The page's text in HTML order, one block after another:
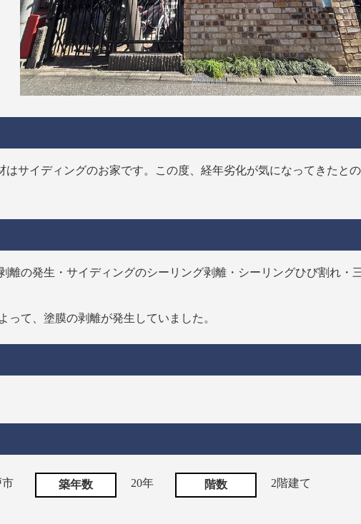
はサイディングのお家です。この度、経年劣化が気になってきたと
離の発生・サイディングのシーリング剥離・シーリングひび割れ・
って、塗膜の剥離が発生していました。
築年数 20年 階数 2階建て